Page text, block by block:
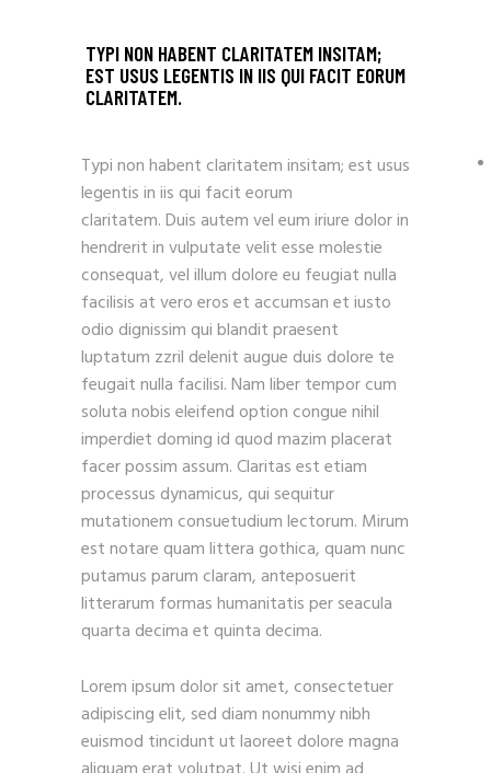
TYPI NON HABENT CLARITATEM INSITAM;
EST USUS LEGENTIS IN IIS QUI FACIT EORUM
CLARITATEM.
Typi non habent claritatem insitam; est usus
legentis in iis qui facit eorum
claritatem. Duis autem vel eum iriure dolor in
hendrerit in vulputate velit esse molestie
consequat, vel illum dolore eu feugiat nulla
facilisis at vero eros et accumsan et iusto
odio dignissim qui blandit praesent
luptatum zzril delenit augue duis dolore te
feugait nulla facilisi. Nam liber tempor cum
soluta nobis eleifend option congue nihil
imperdiet doming id quod mazim placerat
facer possim assum. Claritas est etiam
processus dynamicus, qui sequitur
mutationem consuetudium lectorum. Mirum
est notare quam littera gothica, quam nunc
putamus parum claram, anteposuerit
litterarum formas humanitatis per seacula
quarta decima et quinta decima.
Lorem ipsum dolor sit amet, consectetuer
adipiscing elit, sed diam nonummy nibh
euismod tincidunt ut laoreet dolore magna